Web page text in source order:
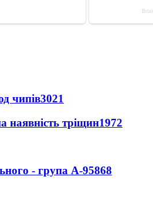
чипів3021
наявність тріщин1972
- група А-95868